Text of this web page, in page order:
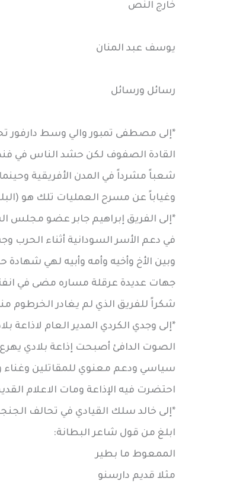
خارج النص
يوسف عبد المنان
رسائل ورسائل
*إلى مصطفى تمبور والي وسط دارفور
القادة الصفوف لكن حشد الناس في
شعباً مشرداً في المدن الأفريقية
وغياباً عن مسرح العمليات تلك هو
*إلى الفريق إبراهيم جابر عضو مجلس
في دعم الأسر السودانية أثناء الحرب
وبين الأخ وأخيه وأمه وأبيه لهي
جهات عديدة عرقلة مساره مضى في
شكراً للفريق الذي لم يغادر
*إلى وجدي الكردي المدير العام لاذاعة
الصوت الدافئ أصبحت إذاعة بلادي
سياسي ودعم معنوي للمقاتلين
احتضرت فيه الإذاعة ومات الاعلام
*إلى خالد سلك القيادي في تحالف
ابلغ من قول شاعر البطانة:
الممعوط ما بطير
مثلا قديم دارسنو